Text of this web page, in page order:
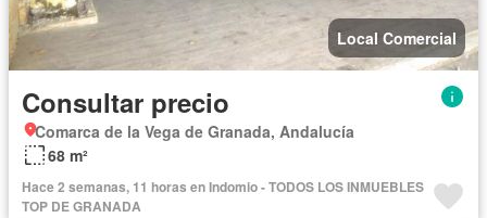
Local Comercial
Consultar precio
Comarca de la Vega de Granada, Andalucía
68 m²
Hace 2 semanas, 11 horas en Indomio - TODOS LOS INMUEBLES
TOP DE GRANADA